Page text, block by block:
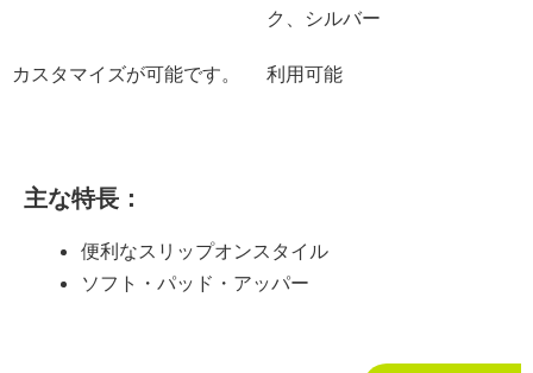
ク、シルバー
カスタマイズが可能です。 利用可能
主な特長：
便利なスリップオンスタイル
ソフト・パッド・アッパー